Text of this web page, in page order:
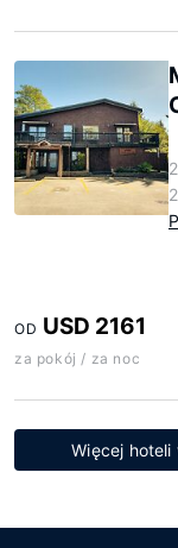
OD USD 2161
za pokój / za noc
Więcej hoteli